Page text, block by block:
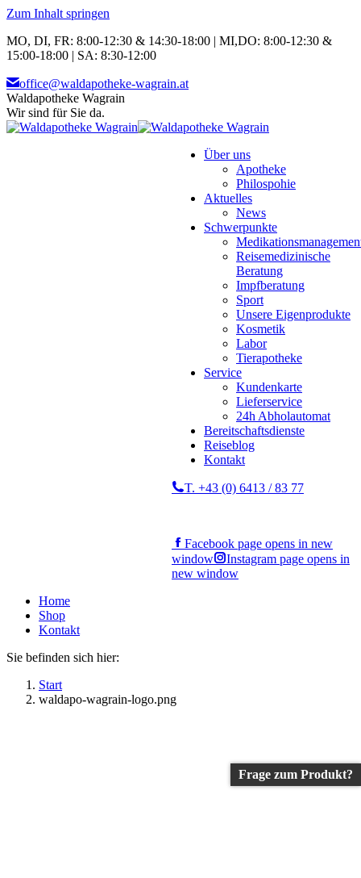
Zum Inhalt springen
MO, DI, FR: 8:00-12:30 & 14:30-18:00 | MI,DO: 8:00-12:30 &
15:00-18:00 | SA: 8:30-12:00
office@waldapotheke-wagrain.at
Waldapotheke Wagrain
Wir sind für Sie da.
Über uns
Apotheke
Philospohie
Aktuelles
News
Schwerpunkte
Reisemedizinische
Beratung
Impfberatung
Sport
Unsere Eigenprodukte
Kosmetik
Labor
Tierapotheke
Service
Kundenkarte
Lieferservice
24h Abholautomat
Bereitschaftsdienste
Reiseblog
Kontakt
T. +43 (0) 6413 / 83 77
Facebook page opens in new
window
Instagram page opens in
new window
Home
Shop
Kontakt
Sie befinden sich hier:
Start
waldapo-wagrain-logo.png
Frage zum Produkt?